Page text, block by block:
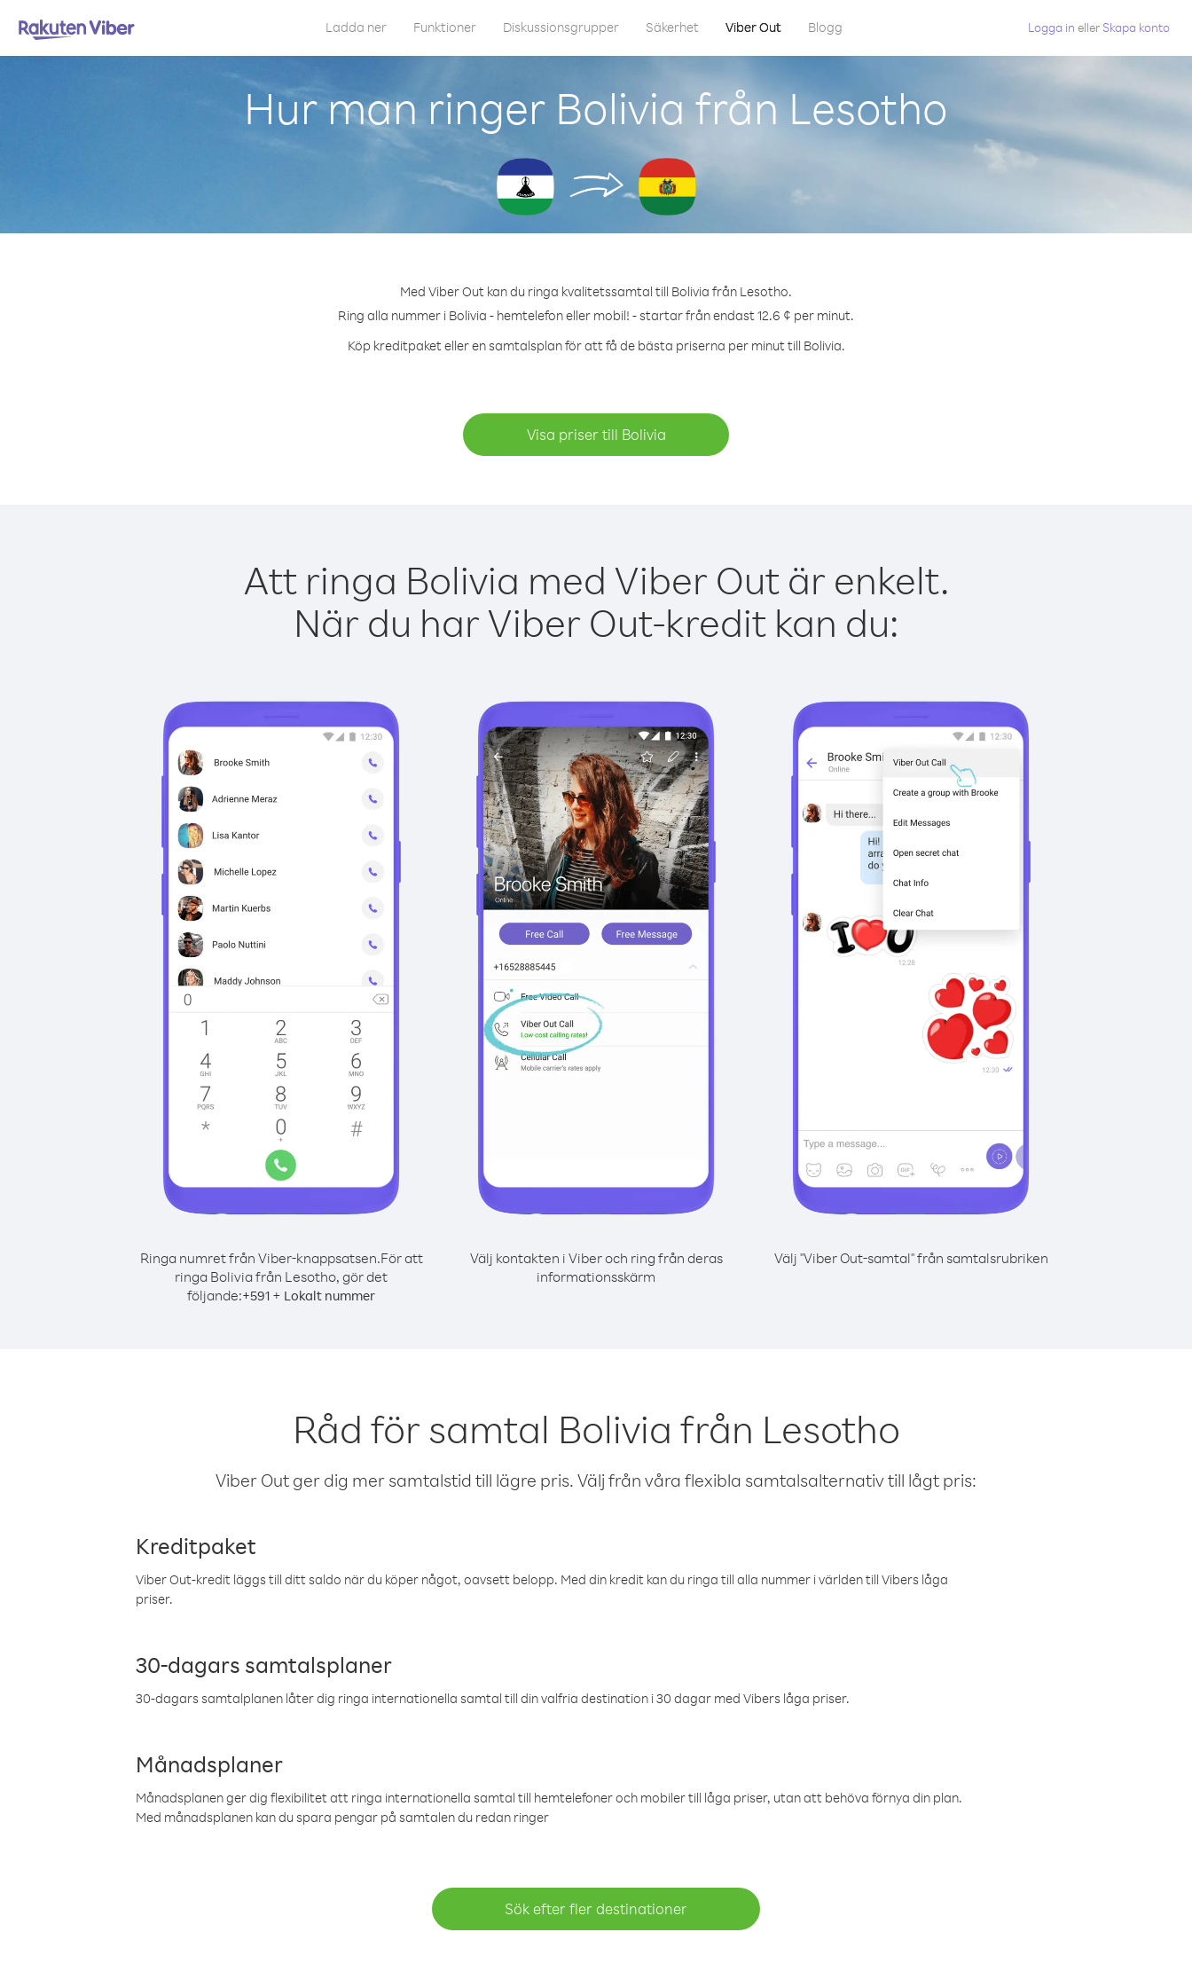
Ladda ner Funktioner Diskussionsgrupper Säkerhet Viber Out Blogg Logga in eller Skapa konto
Hur man ringer Bolivia från Lesotho
Med Viber Out kan du ringa kvalitetssamtal till Bolivia från Lesotho.
Ring alla nummer i Bolivia - hemtelefon eller mobil! - startar från endast 12.6 ¢ per minut.
Köp kreditpaket eller en samtalsplan för att få de bästa priserna per minut till Bolivia.
Visa priser till Bolivia
Att ringa Bolivia med Viber Out är enkelt.
När du har Viber Out-kredit kan du:
Ringa numret från Viber-knappsatsen.För att
ringa Bolivia från Lesotho, gör det
följande:+591 + Lokalt nummer
Välj kontakten i Viber och ring från deras
informationsskärm
Välj "Viber Out-samtal" från samtalsrubriken
Råd för samtal Bolivia från Lesotho
Viber Out ger dig mer samtalstid till lägre pris. Välj från våra flexibla samtalsalternativ till lågt pris:
Kreditpaket
Viber Out-kredit läggs till ditt saldo när du köper något, oavsett belopp. Med din kredit kan du ringa till alla nummer i världen till Vibers låga
priser.
30-dagars samtalsplaner
30-dagars samtalplanen låter dig ringa internationella samtal till din valfria destination i 30 dagar med Vibers låga priser.
Månadsplaner
Månadsplanen ger dig flexibilitet att ringa internationella samtal till hemtelefoner och mobiler till låga priser, utan att behöva förnya din plan.
Med månadsplanen kan du spara pengar på samtalen du redan ringer
Sök efter fler destinationer